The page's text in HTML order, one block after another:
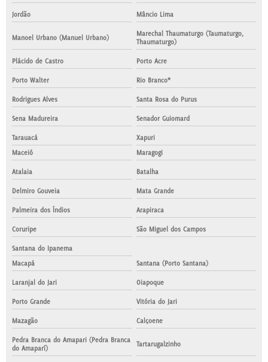
Jordão Mâncio Lima
Manoel Urbano (Manuel Urbano)
Marechal Thaumaturgo (Taumaturgo,
Thaumaturgo)
Plácido de Castro Porto Acre
Porto Walter Rio Branco*
Rodrigues Alves Santa Rosa do Purus
Sena Madureira Senador Guiomard
Tarauacá
Xapuri
Maceió
Maragogi
Atalaia Batalha
Delmiro Gouveia Mata Grande
Palmeira dos Índios Arapiraca
Coruripe São Miguel dos Campos
Santana do Ipanema
Macapá
Santana (Porto Santana)
Laranjal do Jari Oiapoque
Porto Grande Vitória do Jari
Mazagão Calçoene
Pedra Branca do Amapari (Pedra Branca
do Amaparí)
Tartarugalzinho